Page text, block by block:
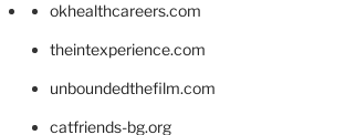
okhealthcareers.com
theintexperience.com
unboundedthefilm.com
catfriends-bg.org